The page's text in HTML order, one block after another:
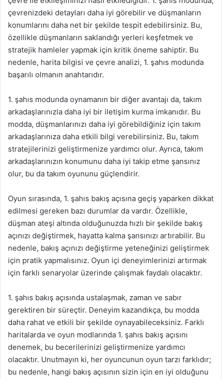
çevrenizdeki detayları daha iyi görebilir ve düşmanların
konumlarını daha net bir şekilde tespit edebilirsiniz. Bu,
özellikle düşmanların saklandığı yerleri keşfetmek ve
stratejik hamleler yapmak için kritik öneme sahiptir. Bu
nedenle, harita bilgisi ve çevre analizi, 1. şahıs modunda
başarılı olmanın anahtarıdır.
1. şahıs modunda oynamanın bir diğer avantajı da, takım
arkadaşlarınızla daha iyi bir iletişim kurma imkanıdır. Bu
modda, düşmanlarınızı daha iyi görebildiğiniz için takım
arkadaşlarınıza daha etkili bilgi verebilirsiniz. Bu, takım
stratejilerinizi geliştirmenize yardımcı olur. Ayrıca, takım
arkadaşlarınızın konumunu daha iyi takip etme şansınız
olur, bu da takım oyununu güçlendirir.
Oyun sırasında, 1. şahıs bakış açısına geçiş yaparken dikkat
edilmesi gereken bazı durumlar da vardır. Özellikle,
düşman ateşi altında olduğunuzda hızlı bir şekilde bakış
açınızı değiştirmek, hayatta kalma şansınızı artırabilir. Bu
nedenle, bakış açınızı değiştirme yeteneğinizi geliştirmek
için pratik yapmalısınız. Oyun içi deneyimlerinizi artırmak
için farklı senaryolar üzerinde çalışmak faydalı olacaktır.
1. şahıs bakış açısında ustalaşmak, zaman ve sabır
gerektiren bir süreçtir. Deneyim kazandıkça, bu modda
daha rahat ve etkili bir şekilde oynayabileceksiniz. Farklı
haritalarda ve oyun modlarında 1. şahıs bakış açısını
denemek, bu becerilerinizi geliştirmenize yardımcı
olacaktır. Unutmayın ki, her oyuncunun oyun tarzı farklıdır;
bu nedenle, hangi bakış açısının sizin için en iyi olduğunu